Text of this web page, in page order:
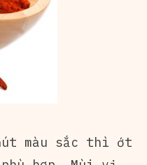
màu sắc thì ớt